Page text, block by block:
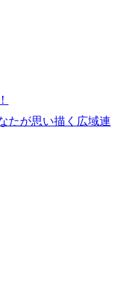
たが思い描く広域連